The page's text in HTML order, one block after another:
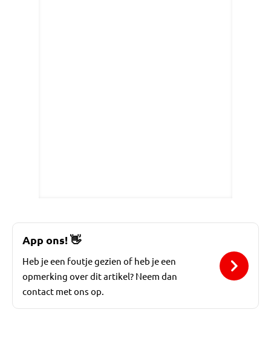
App ons!👋
Heb je een foutje gezien of heb je een
opmerking over dit artikel? Neem dan
contact met ons op.